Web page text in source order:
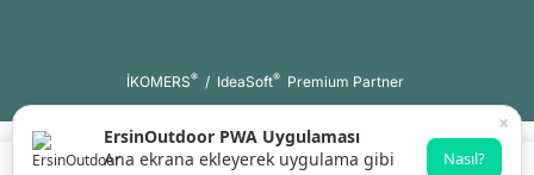
İKOMERS® / IdeaSoft® Premium Partner
×
ErsinOutdoor PWA Uygulaması
Ana ekrana ekleyerek uygulama gibi
Nasıl?